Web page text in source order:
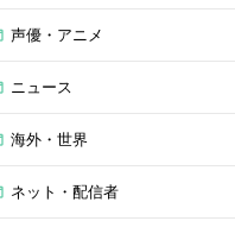
声優・アニメ
ニュース
海外・世界
ネット・配信者